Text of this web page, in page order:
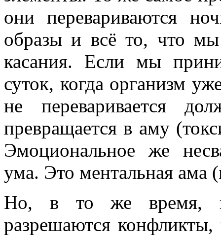
они перевариваются
образы и всё то, что мы
касания. Если мы
суток, когда организм
не переваривается
превращается в аму (
Эмоциональное же
ума. Это ментальная ама
Но, в то же время,
разрешаются